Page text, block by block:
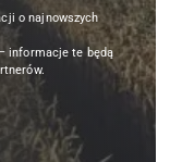
o najnowszych
informacje te będą